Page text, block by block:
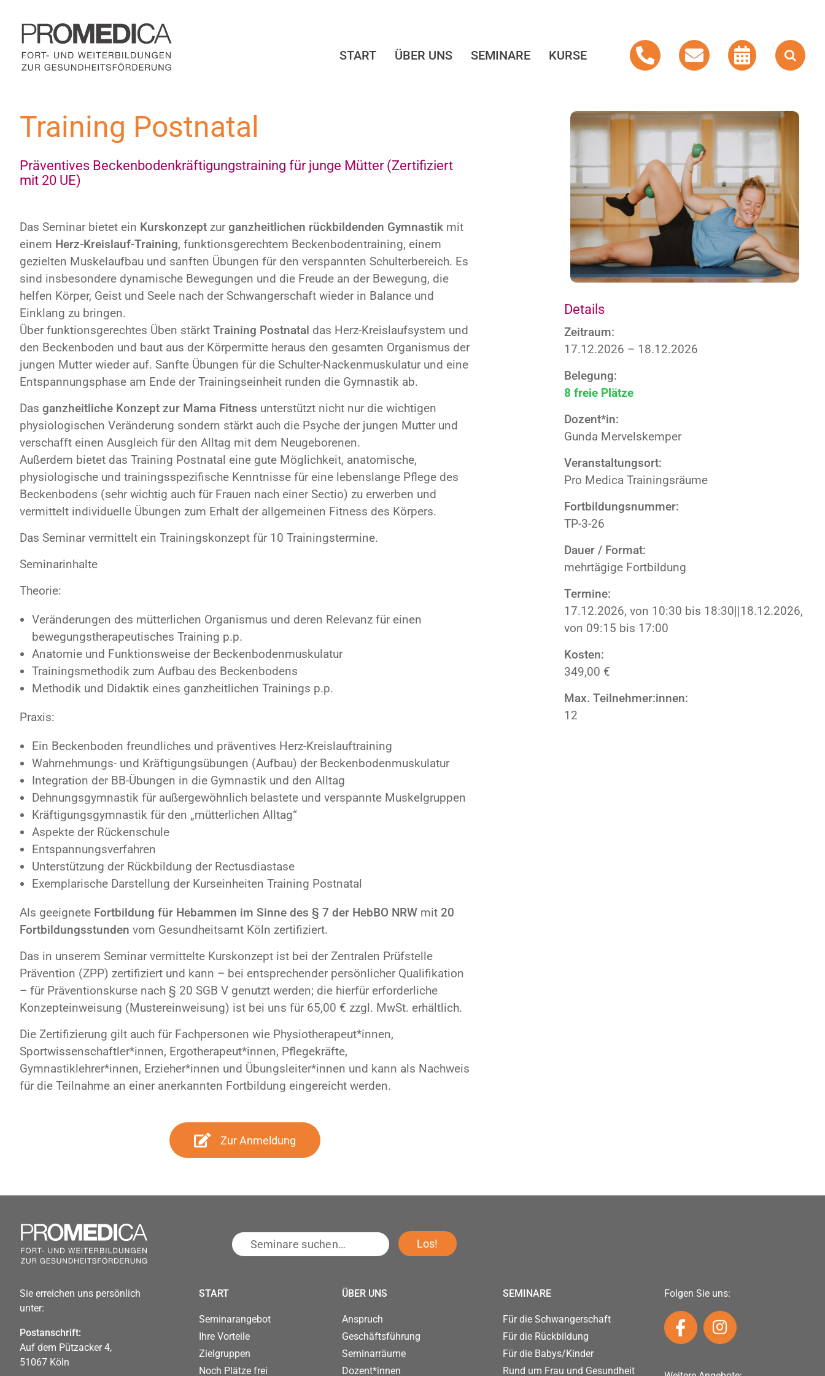
Inhalt
springen
START ÜBER UNS SEMINARE KURSE
Training Postnatal
Präventives Beckenbodenkräftigungstraining für junge Mütter (Zertifiziert
mit 20 UE)
Das Seminar bietet ein Kurskonzeptzur ganzheitlichen rückbildenden Gymnastikmit
einem Herz-Kreislauf-Training, funktionsgerechtem Beckenbodentraining, einem
gezielten Muskelaufbau und sanften Übungen für den verspannten Schulterbereich. Es
sind insbesondere dynamische Bewegungen und die Freude an der Bewegung, die
helfen Körper, Geist und Seele nach der Schwangerschaft wieder in Balance und
Einklang zu bringen.
Über funktionsgerechtes Üben stärkt Training Postnatal das Herz-Kreislaufsystem und
den Beckenboden und baut aus der Körpermitte heraus den gesamten Organismus der
jungen Mutter wieder auf. Sanfte Übungen für die Schulter-Nackenmuskulatur und eine
Entspannungsphase am Ende der Trainingseinheit runden die Gymnastik ab.
Das ganzheitliche Konzept zur Mama Fitness unterstützt nicht nur die wichtigen
physiologischen Veränderung sondern stärkt auch die Psyche der jungen Mutter und
verschafft einen Ausgleich für den Alltag mit dem Neugeborenen.
Außerdem bietet das Training Postnatal eine gute Möglichkeit, anatomische,
physiologische und trainingsspezifische Kenntnisse für eine lebenslange Pflege des
Beckenbodens (sehr wichtig auch für Frauen nach einer Sectio) zu erwerben und
vermittelt individuelle Übungen zum Erhalt der allgemeinen Fitness des Körpers.
Das Seminar vermittelt ein Trainingskonzept für 10 Trainingstermine.
Seminarinhalte
Theorie:
Veränderungen des mütterlichen Organismus und deren Relevanz für einen
bewegungstherapeutisches Training p.p.
Anatomie und Funktionsweise der Beckenbodenmuskulatur
Trainingsmethodik zum Aufbau des Beckenbodens
Methodik und Didaktik eines ganzheitlichen Trainings p.p.
Praxis:
Ein Beckenboden freundliches und präventives Herz-Kreislauftraining
Wahrnehmungs- und Kräftigungsübungen (Aufbau) der Beckenbodenmuskulatur
Integration der BB-Übungen in die Gymnastik und den Alltag
Dehnungsgymnastik für außergewöhnlich belastete und verspannte Muskelgruppen
Kräftigungsgymnastik für den „mütterlichen Alltag“
Aspekte der Rückenschule
Entspannungsverfahren
Unterstützung der Rückbildung der Rectusdiastase
Exemplarische Darstellung der Kurseinheiten Training Postnatal
Als geeignete Fortbildung für Hebammen im Sinne des § 7 der HebBO NRWmit 20
Fortbildungsstunden vom Gesundheitsamt Köln zertifiziert.
Das in unserem Seminar vermittelte Kurskonzept ist bei der Zentralen Prüfstelle
Prävention (ZPP) zertifiziert und kann – bei entsprechender persönlicher Qualifikation
– für Präventionskurse nach § 20 SGB V genutzt werden; die hierfür erforderliche
Konzepteinweisung (Mustereinweisung) ist bei uns für 65,00 € zzgl. MwSt. erhältlich.
Die Zertifizierung gilt auch für Fachpersonen wie Physiotherapeut*innen,
Sportwissenschaftler*innen, Ergotherapeut*innen, Pflegekräfte,
Gymnastiklehrer*innen, Erzieher*innen und Übungsleiter*innen und kann als Nachweis
für die Teilnahme an einer anerkannten Fortbildung eingereicht werden.
Zur Anmeldung
Details
Zeitraum:
17.12.2026 – 18.12.2026
Belegung:
8 freie Plätze
Dozent*in:
Gunda Mervelskemper
Veranstaltungsort:
Pro Medica Trainingsräume
Fortbildungsnummer:
TP-3-26
Dauer / Format:
mehrtägige Fortbildung
Termine:
17.12.2026, von 10:30 bis 18:30||18.12.2026,
von 09:15 bis 17:00
Kosten:
349,00 €
Max. Teilnehmer:innen:
12
Seminare
suchen…
Los!
Sie erreichen uns persönlich
unter:
Postanschrift:
Auf dem Pützacker 4,
51067 Köln
START
Seminarangebot
Ihre Vorteile
Zielgruppen
Noch Plätze frei
ÜBER UNS
Anspruch
Geschäftsführung
Seminarräume
Dozent*innen
SEMINARE
Für die Schwangerschaft
Für die Rückbildung
Für die Babys/Kinder
Rund um Frau und Gesundheit
Folgen Sie uns: